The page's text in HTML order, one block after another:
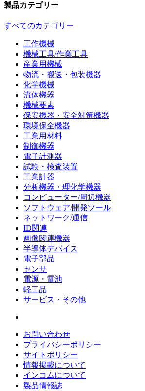
製品カテゴリー
すべてのカテゴリー
工作機械
機械工具/作業工具
産業用機械
物流・搬送・包装機器
化学機械
流体機器
機械要素
保安機器・安全対策機器
環境保全機器
工業用材料
制御機器
電子計測器
試験・検査装置
工業計器
分析機器・理化学機器
コンピューター/周辺機器
ソフトウェア/開発ツール
ネットワーク/通信
ID関連
画像関連機器
半導体デバイス
電子部品
センサ
電源・電池
軽工品
サービス・その他
お問い合わせ
プライバシーポリシー
サイトポリシー
情報掲載について
インコムについて
製品情報誌